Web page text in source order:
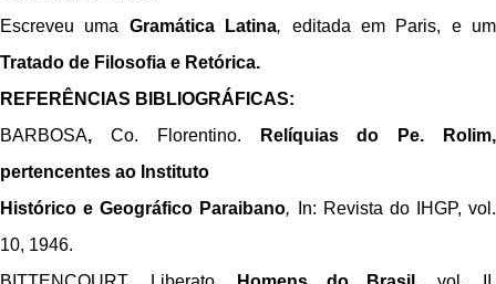
Escreveu uma Gramática Latina, editada em Paris, e um
Tratado de Filosofia e Retórica.
REFERÊNCIAS BIBLIOGRÁFICAS:
BARBOSA, Co. Florentino.
Relíquias do Pe. Rolim,
pertencentes ao Instituto
Histórico e Geográfico Paraibano, In: Revista do IHGP, vol.
10, 1946.